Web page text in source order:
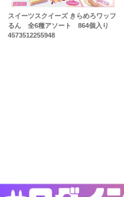
スイーツスクイーズ きらめろワッフ
るん 全6種アソート 864個入り
4573512255948